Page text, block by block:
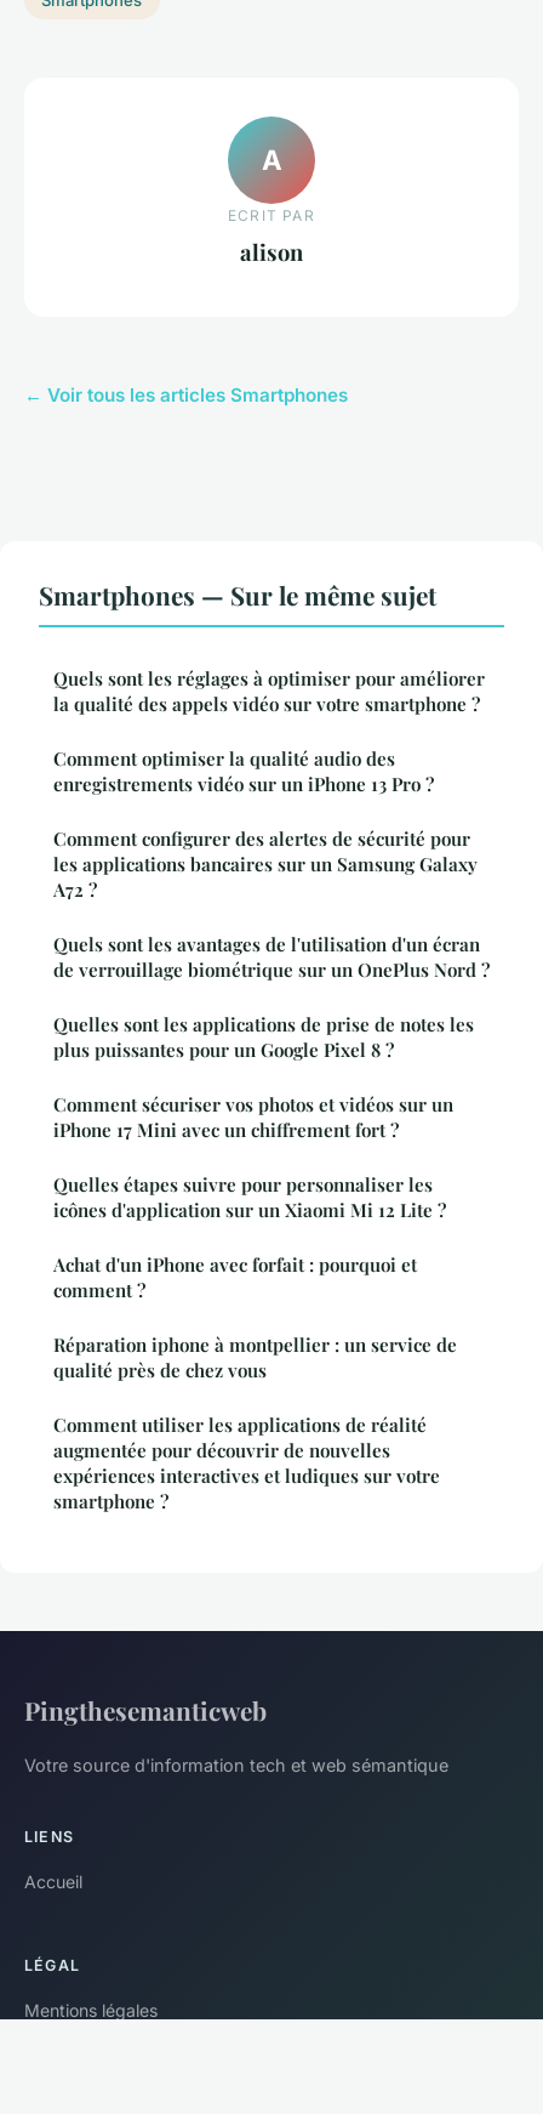
A
ECRIT PAR
alison
← Voir tous les articles Smartphones
Smartphones — Sur le même sujet
Quels sont les réglages à optimiser pour améliorer
la qualité des appels vidéo sur votre smartphone ?
Comment optimiser la qualité audio des
enregistrements vidéo sur un iPhone 13 Pro ?
Comment configurer des alertes de sécurité pour
les applications bancaires sur un Samsung Galaxy
A72 ?
Quels sont les avantages de l'utilisation d'un écran
de verrouillage biométrique sur un OnePlus Nord ?
Quelles sont les applications de prise de notes les
plus puissantes pour un Google Pixel 8 ?
Comment sécuriser vos photos et vidéos sur un
iPhone 17 Mini avec un chiffrement fort ?
Quelles étapes suivre pour personnaliser les
icônes d'application sur un Xiaomi Mi 12 Lite ?
Achat d'un iPhone avec forfait : pourquoi et
comment ?
Réparation iphone à montpellier : un service de
qualité près de chez vous
Comment utiliser les applications de réalité
augmentée pour découvrir de nouvelles
expériences interactives et ludiques sur votre
smartphone ?
Pingthesemanticweb
Votre source d'information tech et web sémantique
LIENS
Accueil
LÉGAL
Mentions légales